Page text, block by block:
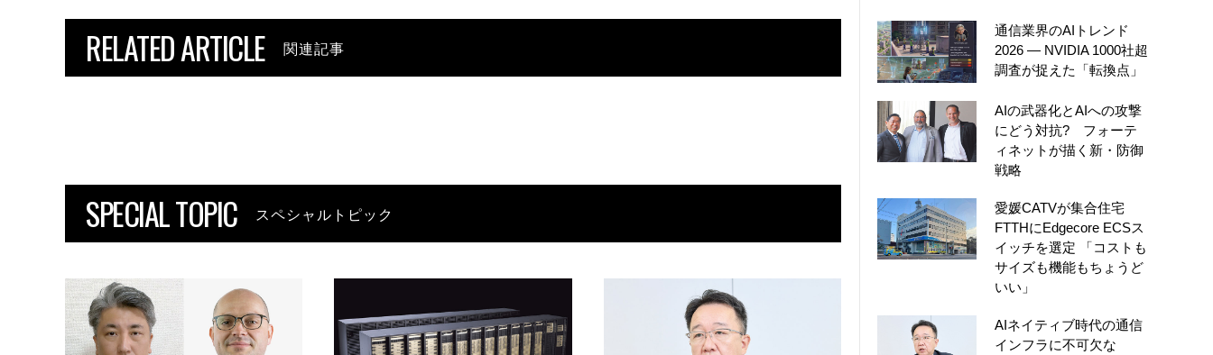
RELATED ARTICLE 関連記事
SPECIAL TOPIC スペシャルトピック
通信業界のAIトレンド
2026 ― NVIDIA 1000社超
調査が捉えた「転換点」
AIの武器化とAIへの攻撃
にどう対抗? フォーテ
ィネットが描く新・防御
戦略
愛媛CATVが集合住宅
FTTHにEdgecore ECSス
イッチを選定 「コストも
サイズも機能もちょうど
いい」
AIネイティブ時代の通信
インフラに不可欠な